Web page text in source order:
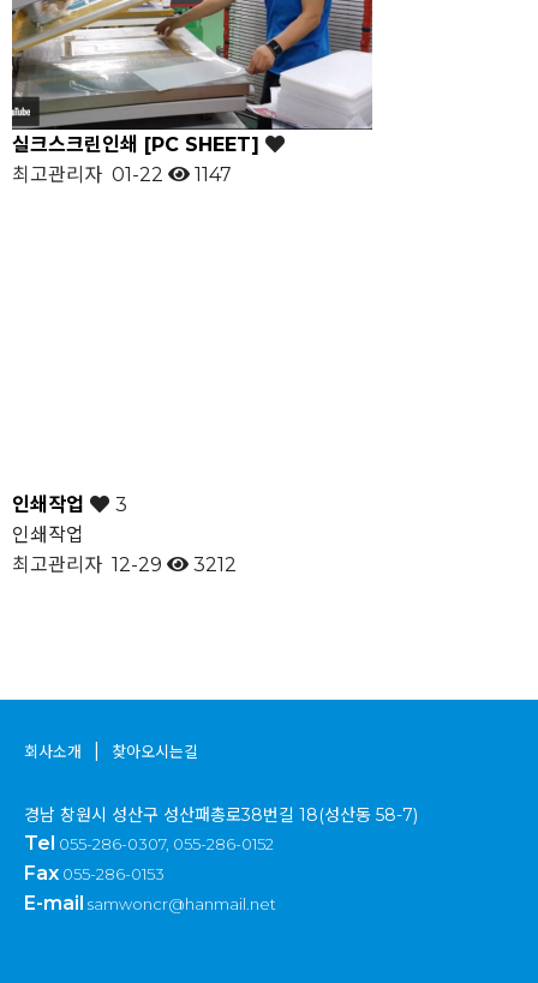
실크스크린인쇄 [PC SHEET]
최고관리자 01-22 1147
인쇄작업
3
인쇄작업
최고관리자 12-29 3212
회사소개 찾아오시는길
경남 창원시 성산구 성산패총로38번길 18(성산동 58-7)
Tel 055-286-0307, 055-286-0152
Fax 055-286-0153
E-mail samwoncr@hanmail.net